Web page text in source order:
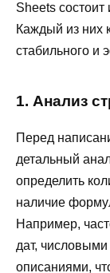
Sheets состоит
Каждый из них
стабильного и
1. Анализ
Перед
детальный
определить
наличие
Например,
дат,
описаниями,